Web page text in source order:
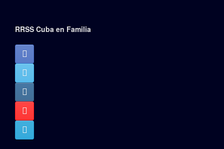
RRSS Cuba en Familia